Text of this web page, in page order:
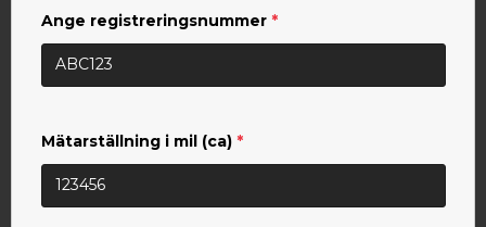
Ange registreringsnummer *
Mätarställning i mil (ca) *